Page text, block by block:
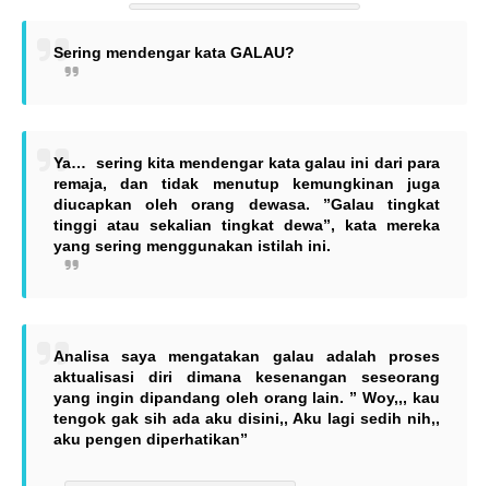
Sering mendengar kata GALAU?
Ya… sering kita mendengar kata galau ini dari para
remaja, dan tidak menutup kemungkinan juga
diucapkan oleh orang dewasa. ”Galau tingkat
tinggi atau sekalian tingkat dewa”, kata mereka
yang sering menggunakan istilah ini.
Analisa saya mengatakan galau adalah proses
aktualisasi diri dimana kesenangan seseorang
yang ingin dipandang oleh orang lain. ” Woy,,, kau
tengok gak sih ada aku disini,, Aku lagi sedih nih,,
aku pengen diperhatikan”